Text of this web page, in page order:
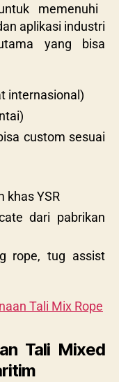
memenuhi
aplikasi industri
yang bisa
internasional)
custom sesuai
khas YSR
dari pabrikan
rope, tug assist
Tali Mix Rope
Tali Mixed